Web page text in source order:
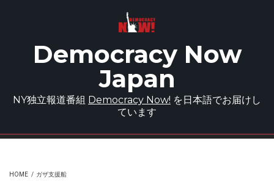
Democracy Now
Japan
NY独立報道番組 Democracy Now! を日本語でお届けし
ています
HOME / ガザ支援船